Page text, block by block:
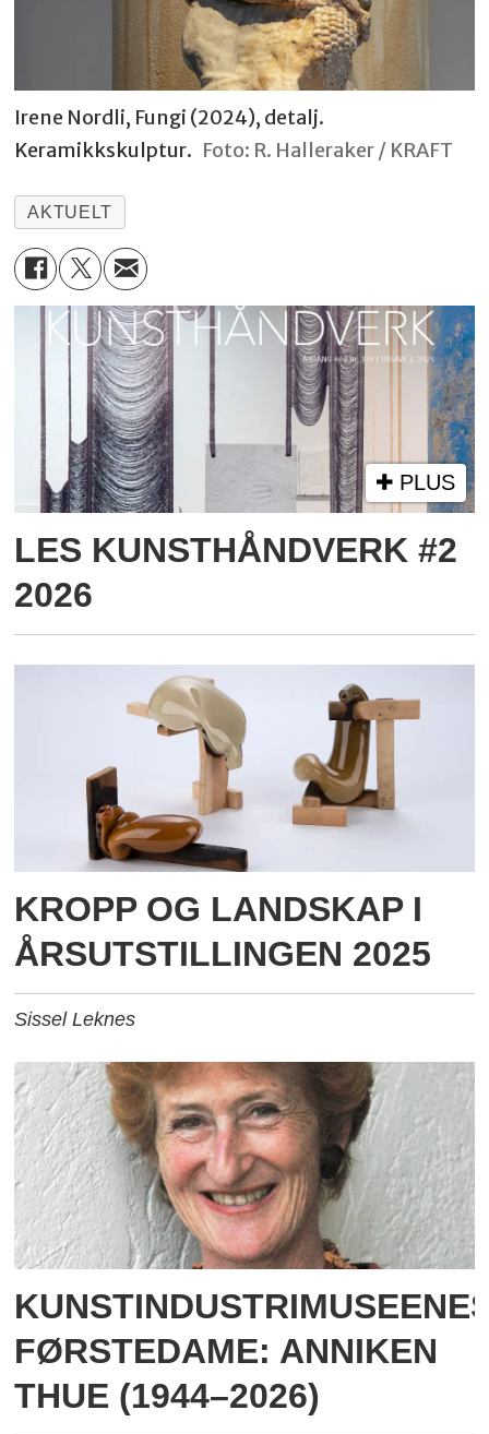
Irene Nordli, Fungi (2024), detalj.
Keramikkskulptur. Foto: R. Halleraker / KRAFT
AKTUELT
PLUS
LES KUNSTHÅNDVERK #2
2026
KROPP OG LANDSKAP I
ÅRSUTSTILLINGEN 2025
Sissel Leknes
FØRSTEDAME: ANNIKEN
THUE (1944–2026)